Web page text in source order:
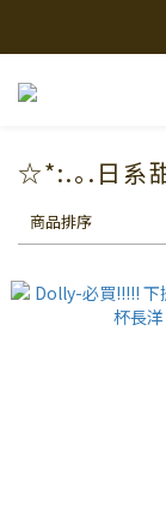
☆*:.｡.日系
商品排序